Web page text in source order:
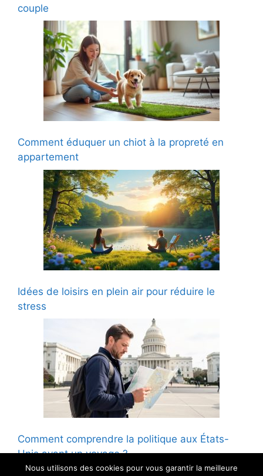
couple
Comment éduquer un chiot à la propreté en
appartement
Idées de loisirs en plein air pour réduire le
stress
Comment comprendre la politique aux États-
Unis avant un voyage ?
Nous utilisons des cookies pour vous garantir la meilleure